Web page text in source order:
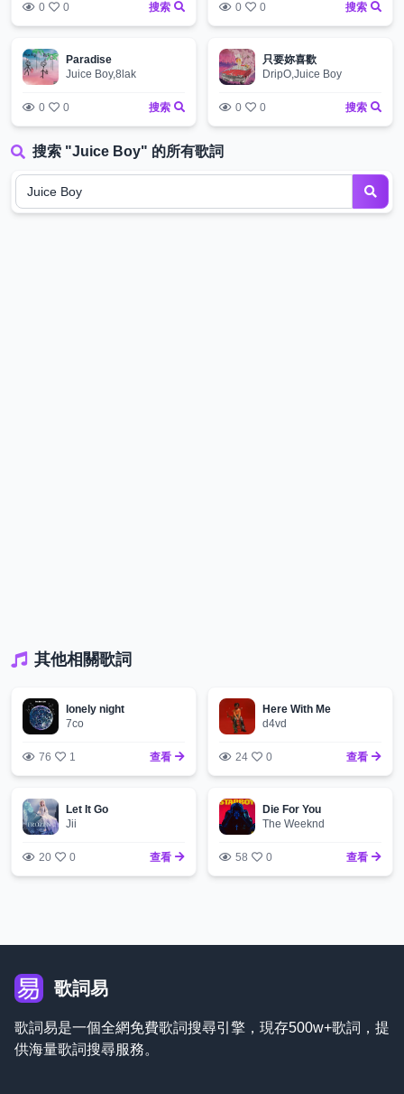
0 0 搜索 0 0 搜索
Paradise
Juice Boy,8lak
0 0 搜索
只要妳喜歡
DripO,Juice Boy
0 0 搜索
搜索 "Juice Boy" 的所有歌詞
其他相關歌詞
lonely night
7co
76 1 查看
Here With Me
d4vd
24 0 查看
Let It Go
Jii
20 0 查看
Die For You
The Weeknd
58 0 查看
歌詞易
歌詞易是一個全網免費歌詞搜尋引擎，現存500w+歌詞，提
供海量歌詞搜尋服務。